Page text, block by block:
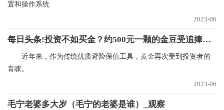
置和操作系统
2023-06
每日头条!投资不如买金？约500元一颗的金豆受追捧，短期转手一颗或亏90元
近年来，作为传统优质避险保值工具，黄金再次受到投资者的
青睐。
2023-06
毛宁老婆多大岁（毛宁的老婆是谁）_观察